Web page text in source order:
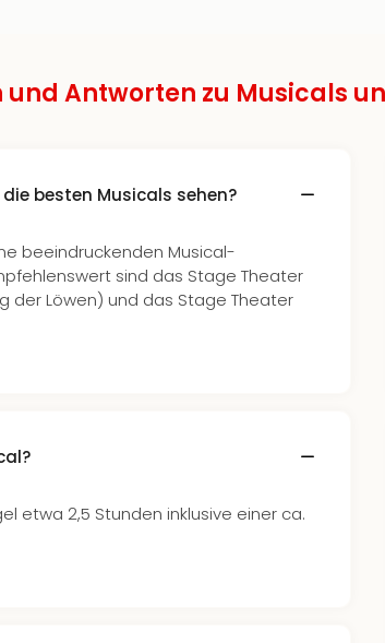
und Antworten zu Musicals
besten Musicals sehen?
beeindruckenden Musical-
sind das Stage Theater
der Löwen) und das Stage Theater
etwa 2,5 Stunden inklusive einer ca.